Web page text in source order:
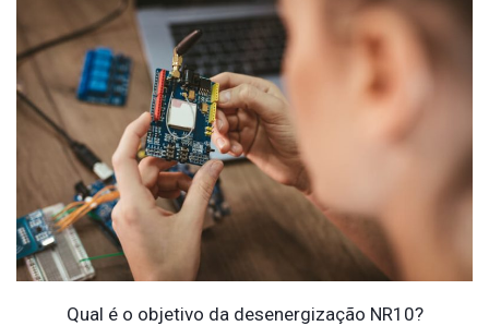
Qual é o objetivo da desenergização NR10?